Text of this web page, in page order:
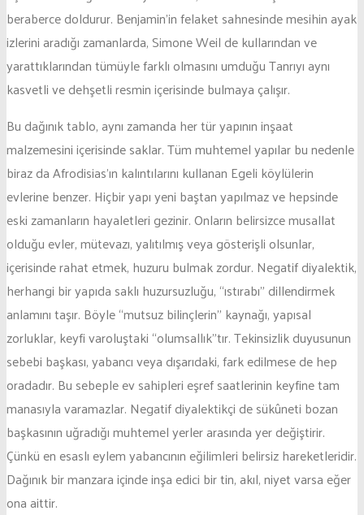
beraberce doldurur. Benjamin’in felaket sahnesinde mesihin ayak
izlerini aradığı zamanlarda, Simone Weil de kullarından ve
yarattıklarından tümüyle farklı olmasını umduğu Tanrıyı aynı
kasvetli ve dehşetli resmin içerisinde bulmaya çalışır.
Bu dağınık tablo, aynı zamanda her tür yapının inşaat
malzemesini içerisinde saklar. Tüm muhtemel yapılar bu nedenle
biraz da Afrodisias’ın kalıntılarını kullanan Egeli köylülerin
evlerine benzer. Hiçbir yapı yeni baştan yapılmaz ve hepsinde
eski zamanların hayaletleri gezinir. Onların belirsizce musallat
olduğu evler, mütevazı, yalıtılmış veya gösterişli olsunlar,
içerisinde rahat etmek, huzuru bulmak zordur. Negatif diyalektik,
herhangi bir yapıda saklı huzursuzluğu, “ıstırabı” dillendirmek
anlamını taşır. Böyle “mutsuz bilinçlerin” kaynağı, yapısal
zorluklar, keyfi varoluştaki “olumsallık”tır. Tekinsizlik duyusunun
sebebi başkası, yabancı veya dışarıdaki, fark edilmese de hep
oradadır. Bu sebeple ev sahipleri eşref saatlerinin keyfine tam
manasıyla varamazlar. Negatif diyalektikçi de sükûneti bozan
başkasının uğradığı muhtemel yerler arasında yer değiştirir.
Çünkü en esaslı eylem yabancının eğilimleri belirsiz hareketleridir.
Dağınık bir manzara içinde inşa edici bir tin, akıl, niyet varsa eğer
ona aittir.